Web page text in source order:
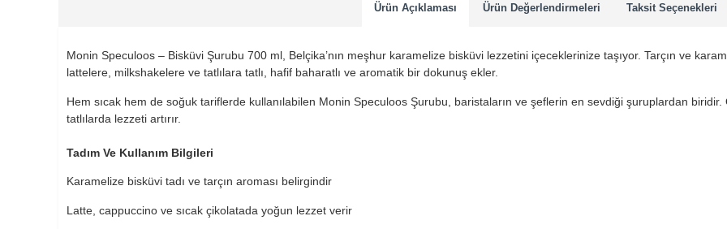
Ürün Açıklaması Ürün Değerlendirmeleri Taksit Seçenekleri
Monin Speculoos – Bisküvi Şurubu 700 ml, Belçika’nın meşhur karamelize bisküvi lezzetini içeceklerinize taşıyor. Tarçın ve
lattelere, milkshakelere ve tatlılara tatlı, hafif baharatlı ve aromatik bir dokunuş ekler.
Hem sıcak hem de soğuk tariflerde kullanılabilen Monin Speculoos Şurubu, baristaların ve şeflerin en sevdiği şuruplardan
tatlılarda lezzeti artırır.
Tadım Ve Kullanım Bilgileri
Karamelize bisküvi tadı ve tarçın aroması belirgindir
Latte, cappuccino ve sıcak çikolatada yoğun lezzet verir